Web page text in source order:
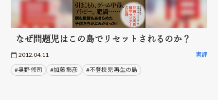
なぜ問題児はこの島でリセットされるのか？
2012.04.11 書評
#奥野 修司 #加藤 彰彦 #不登校児 再生の島